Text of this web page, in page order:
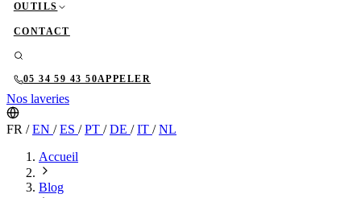
OUTILS
CONTACT
05 34 59 43 50APPELER
Nos laveries
FR /EN /ES /PT /DE /IT /NL
Accueil
Blog